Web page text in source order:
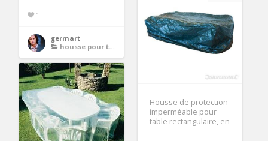
1
germart
housse pour table de jardin rectangulaire
Housse de protection
imperméable pour
table rectangulaire, en